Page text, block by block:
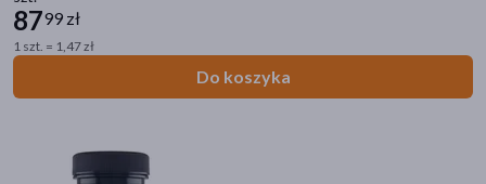
8799 zł
1 szt. = 1,47 zł
Do koszyka
Kategorie produktów
Witaminy i minerały